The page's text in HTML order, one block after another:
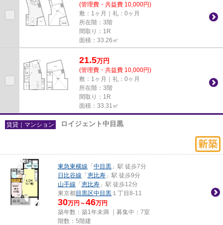
(管理費・共益費 10,000円)
敷：1ヶ月｜礼：0ヶ月
所在階：3階
間取り：1R
面積：33.26㎡
21.5万円
(管理費・共益費 10,000円)
敷：1ヶ月｜礼：0ヶ月
所在階：3階
間取り：1R
面積：33.31㎡
賃貸｜マンション ロイジェント中目黒
東急東横線 「 中目黒 」駅 徒歩7分
日比谷線 「 恵比寿 」駅 徒歩9分
山手線 「 恵比寿 」駅 徒歩12分
東京都目黒区中目黒 １丁目8-11
30万円～46万円
築年数：築1年未満 ｜募集中： 7室
階数：5階建